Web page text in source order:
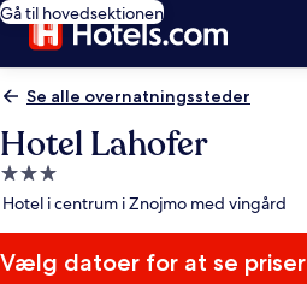
Gå til hovedsektionen
Se alle overnatningssteder
Hotel Lahofer
3.0-
stjernet
Hotel i centrum i Znojmo med vingård
Vælg datoer for at se priser